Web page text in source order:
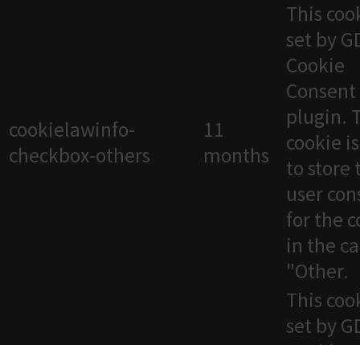
cookielawinfo-
checkbox-others
11
months
This
set by
Cookie
Consent
plugin.
cookie
to store
user
for the
in the
"Other.
This
set by